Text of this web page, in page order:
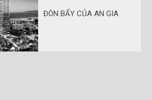
ĐÒN BẨY CỦA AN GIA